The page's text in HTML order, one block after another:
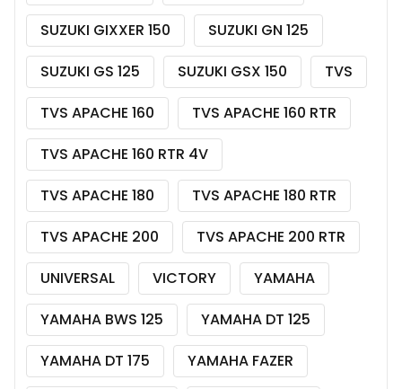
SUZUKI GIXXER 150
SUZUKI GN 125
SUZUKI GS 125
SUZUKI GSX 150
TVS
TVS APACHE 160
TVS APACHE 160 RTR
TVS APACHE 160 RTR 4V
TVS APACHE 180
TVS APACHE 180 RTR
TVS APACHE 200
TVS APACHE 200 RTR
UNIVERSAL
VICTORY
YAMAHA
YAMAHA BWS 125
YAMAHA DT 125
YAMAHA DT 175
YAMAHA FAZER